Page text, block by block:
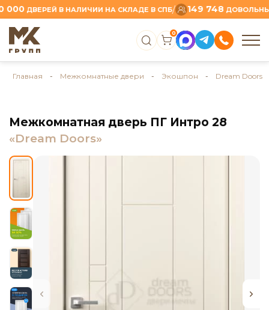
ДВЕРЕЙ В НАЛИЧИИ НА СКЛАДЕ В СПБ/ 149 748 ДОВОЛЬНЫХ
0
Главная - Межкомнатные двери - Экошпон - Dream Doors
Межкомнатная дверь ПГ Интро 28
«Dream Doors»